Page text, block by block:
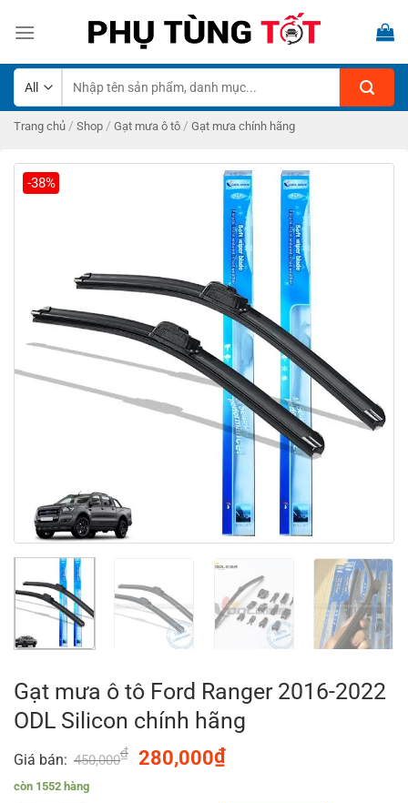
kiếm:
Trang chủ / Shop / Gạt mưa ô tô / Gạt mưa chính hãng
-38%
Gạt mưa ô tô Ford Ranger 2016-2022
ODL Silicon chính hãng
Giá bán: 450,000₫
Original
280,000₫Current
còn 1552 hàng